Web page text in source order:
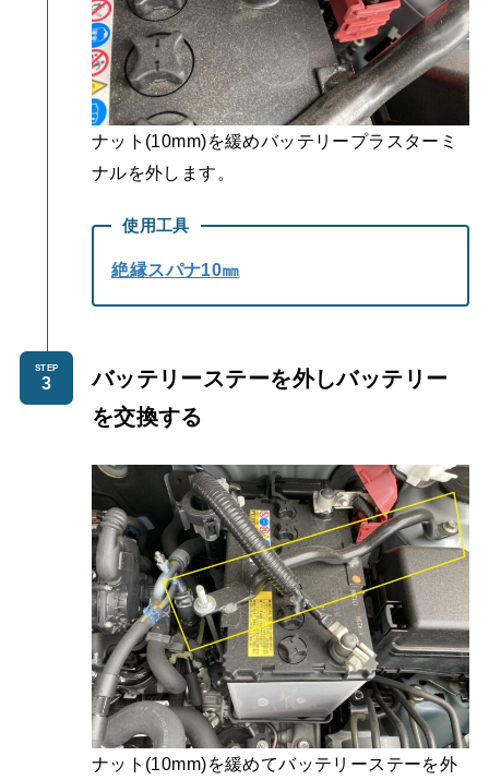
ナット(10mm)を緩めバッテリープラスターミ
ナルを外します。
使用工具
絶縁スパナ10㎜
STEP
バッテリーステーを外しバッテリー
を交換する
ナット(10mm)を緩めてバッテリーステーを外